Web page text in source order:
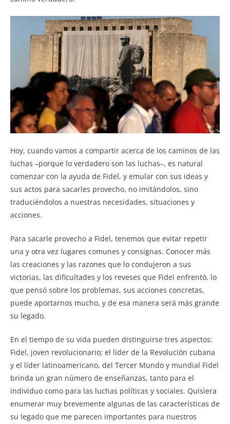
Hoy, cuando vamos a compartir acerca de los caminos de las
luchas –porque lo verdadero son las luchas–, es natural
comenzar con la ayuda de Fidel, y emular con sus ideas y
sus actos para sacarles provecho, no imitándolos, sino
traduciéndolos a nuestras necesidades, situaciones y
acciones.
Para sacarle provecho a Fidel, tenemos que evitar repetir
una y otra vez lugares comunes y consignas. Conocer más
las creaciones y las razones que lo condujeron a sus
victorias, las dificultades y los reveses que Fidel enfrentó, lo
que pensó sobre los problemas, sus acciones concretas,
puede aportarnos mucho, y de esa manera será más grande
su legado.
En el tiempo de su vida pueden distinguirse tres aspectos:
Fidel, joven revolucionario; el líder de la Revolución cubana
y el líder latinoamericano, del Tercer Mundo y mundial Fidel
brinda un gran número de enseñanzas, tanto para el
individuo como para las luchas políticas y sociales. Quisiera
enumerar muy brevemente algunas de las características de
su legado que me parecen importantes para nuestros